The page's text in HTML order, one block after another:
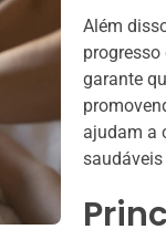
Além
garante
ajudam a